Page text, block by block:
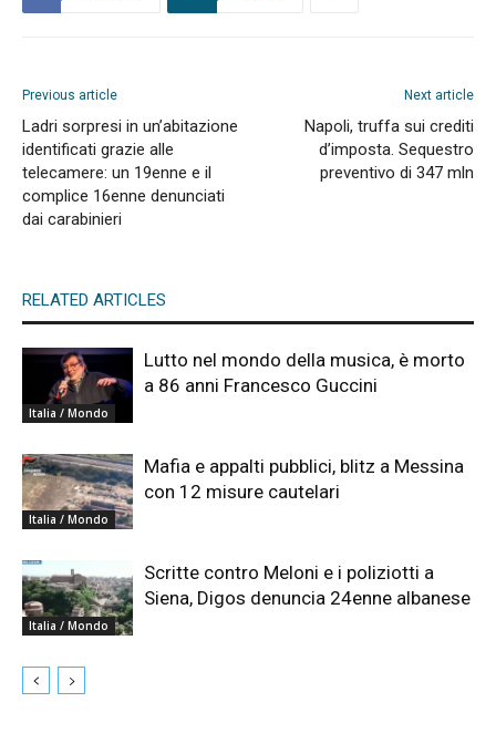
Previous article
Ladri sorpresi in un’abitazione
identificati grazie alle
telecamere: un 19enne e il
complice 16enne denunciati
dai carabinieri
Next article
Napoli, truffa sui crediti
d’imposta. Sequestro
preventivo di 347 mln
RELATED ARTICLES
Italia / Mondo
Lutto nel mondo della musica, è morto
a 86 anni Francesco Guccini
Italia / Mondo
Mafia e appalti pubblici, blitz a Messina
con 12 misure cautelari
Italia / Mondo
Scritte contro Meloni e i poliziotti a
Siena, Digos denuncia 24enne albanese